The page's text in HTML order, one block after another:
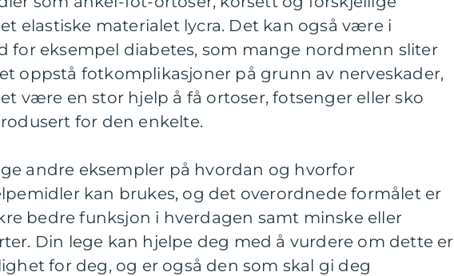
elastiske materialet lycra. Det kan også være i
for eksempel diabetes, som mange nordmenn sliter
oppstå fotkomplikasjoner på grunn av nerveskader,
være en stor hjelp å få ortoser, fotsenger eller sko
for den enkelte.
andre eksempler på hvordan og hvorfor
kan brukes, og det overordnede formålet er
bedre funksjon i hverdagen samt minske eller
Din lege kan hjelpe deg med å vurdere om dette er
for deg, og er også den som skal gi deg